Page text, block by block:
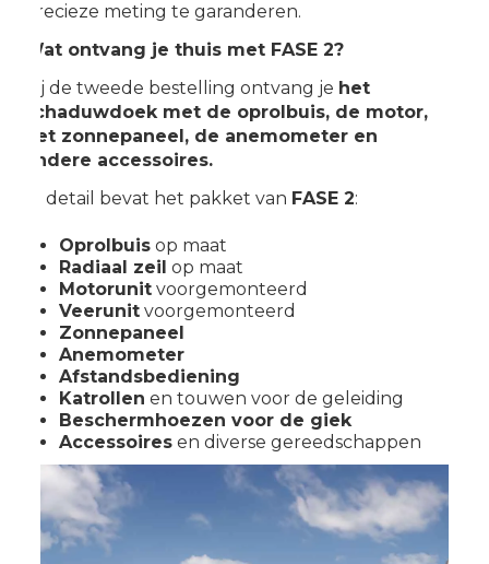
precieze meting te garanderen.
Wat ontvang je thuis met FASE 2?
Bij de tweede bestelling ontvang je het
schaduwdoek met de oprolbuis, de motor,
het zonnepaneel, de anemometer en
andere accessoires.
In detail bevat het pakket van FASE 2:
Oprolbuisop maat
Radiaal zeil op maat
Motorunitvoorgemonteerd
Veerunitvoorgemonteerd
Zonnepaneel
Anemometer
Afstandsbediening
Katrollen en touwen voor de geleiding
Beschermhoezen voor de giek
Accessoiresen diverse gereedschappen